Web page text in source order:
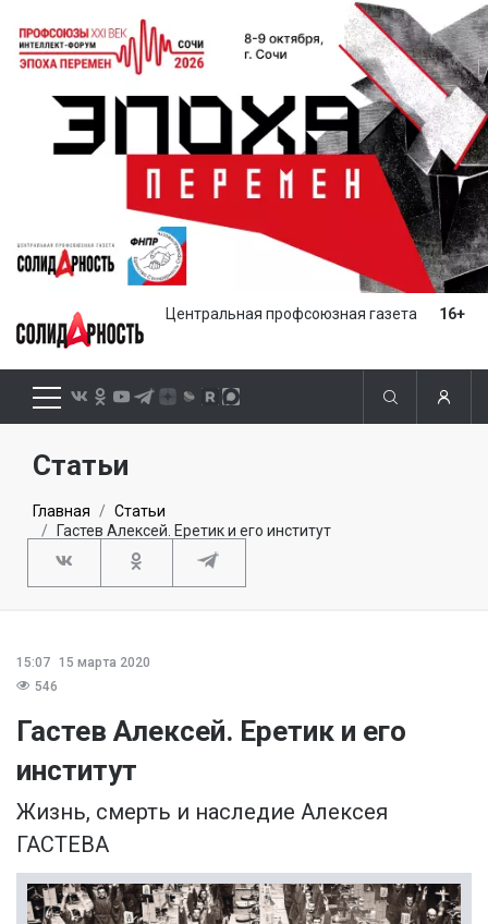
Центральная профсоюзная газета 16+
Статьи
Главная
Статьи
Гастев Алексей. Еретик и его институт
15:07 15 марта 2020
546
Гастев Алексей. Еретик и его
институт
Жизнь, смерть и наследие Алексея
ГАСТЕВА